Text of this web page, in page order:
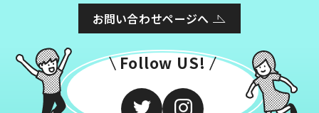
お問い合わせページへ
Follow US!